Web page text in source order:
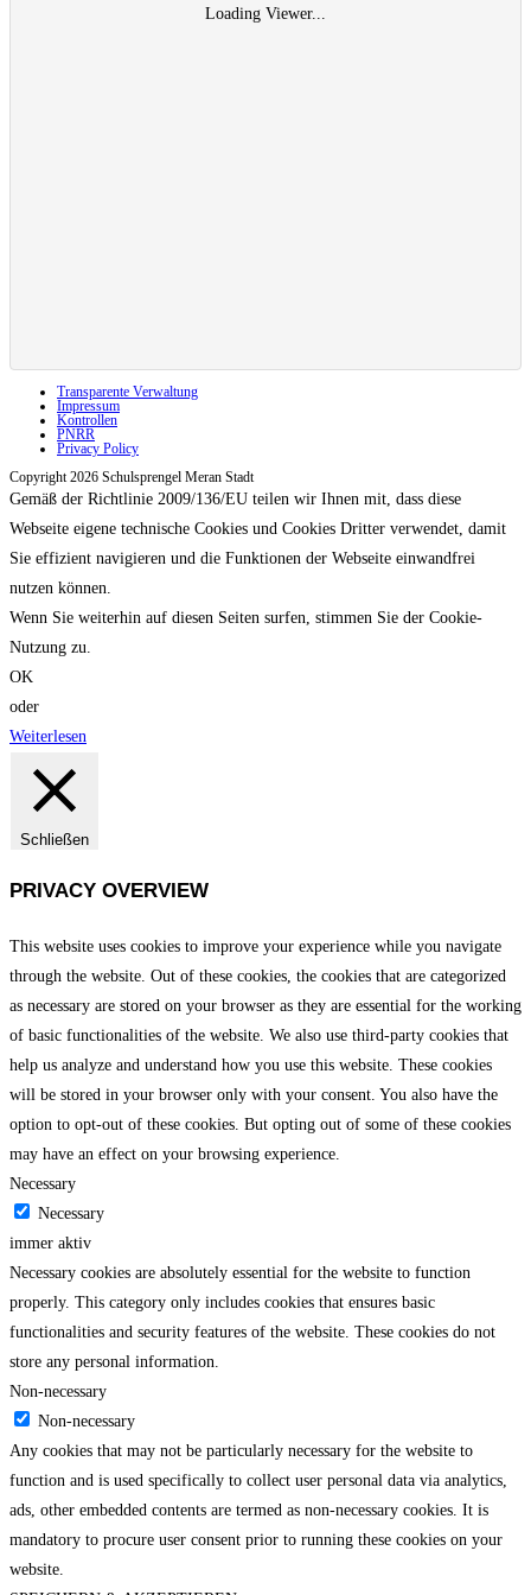
Loading Viewer...
Transparente Verwaltung
Impressum
Kontrollen
PNRR
Privacy Policy
Copyright 2026 Schulsprengel Meran Stadt
Gemäß der Richtlinie 2009/136/EU teilen wir Ihnen mit, dass diese
Webseite eigene technische Cookies und Cookies Dritter verwendet, damit
Sie effizient navigieren und die Funktionen der Webseite einwandfrei
nutzen können.
Wenn Sie weiterhin auf diesen Seiten surfen, stimmen Sie der Cookie-
Nutzung zu.
OK
oder
Weiterlesen
Schließen
PRIVACY OVERVIEW
This website uses cookies to improve your experience while you navigate
through the website. Out of these cookies, the cookies that are categorized
as necessary are stored on your browser as they are essential for the working
of basic functionalities of the website. We also use third-party cookies that
help us analyze and understand how you use this website. These cookies
will be stored in your browser only with your consent. You also have the
option to opt-out of these cookies. But opting out of some of these cookies
may have an effect on your browsing experience.
Necessary
Necessary
immer aktiv
Necessary cookies are absolutely essential for the website to function
properly. This category only includes cookies that ensures basic
functionalities and security features of the website. These cookies do not
store any personal information.
Non-necessary
Non-necessary
Any cookies that may not be particularly necessary for the website to
function and is used specifically to collect user personal data via analytics,
ads, other embedded contents are termed as non-necessary cookies. It is
mandatory to procure user consent prior to running these cookies on your
website.